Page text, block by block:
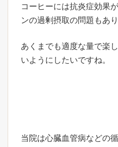
コーヒーには抗炎症効果
ンの過剰摂取の問題もあり
あくまでも適度な量で楽
いようにしたいですね。
当院は心臓血管病などの